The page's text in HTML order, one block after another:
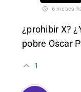
6 meses
¿prohibir X?
pobre Oscar
1